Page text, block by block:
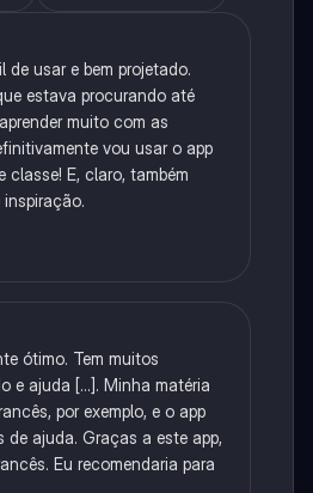
de usar e bem projetado.
estava procurando até
muito com as
vou usar o app
classe! E, claro, também
ótimo. Tem muitos
e ajuda [...]. Minha matéria
por exemplo, e o app
ajuda. Graças a este app,
Eu recomendaria para